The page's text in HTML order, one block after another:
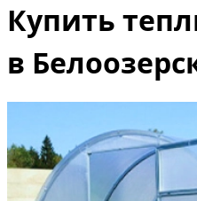
Купить
в